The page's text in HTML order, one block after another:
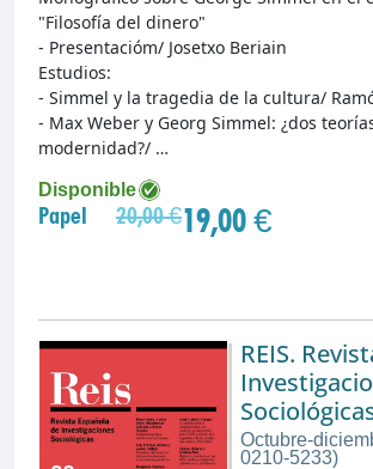
Disponible
Papel 20,00 €19,00 €
"Filosofía del dinero"
- Presentacióm/ Josetxo Beriain
Estudios:
- Simmel y la tragedia de la cultura/
- Max Weber y Georg Simmel: ¿dos
modernidad?/ …
REIS.
Octubre-
0210-5233)